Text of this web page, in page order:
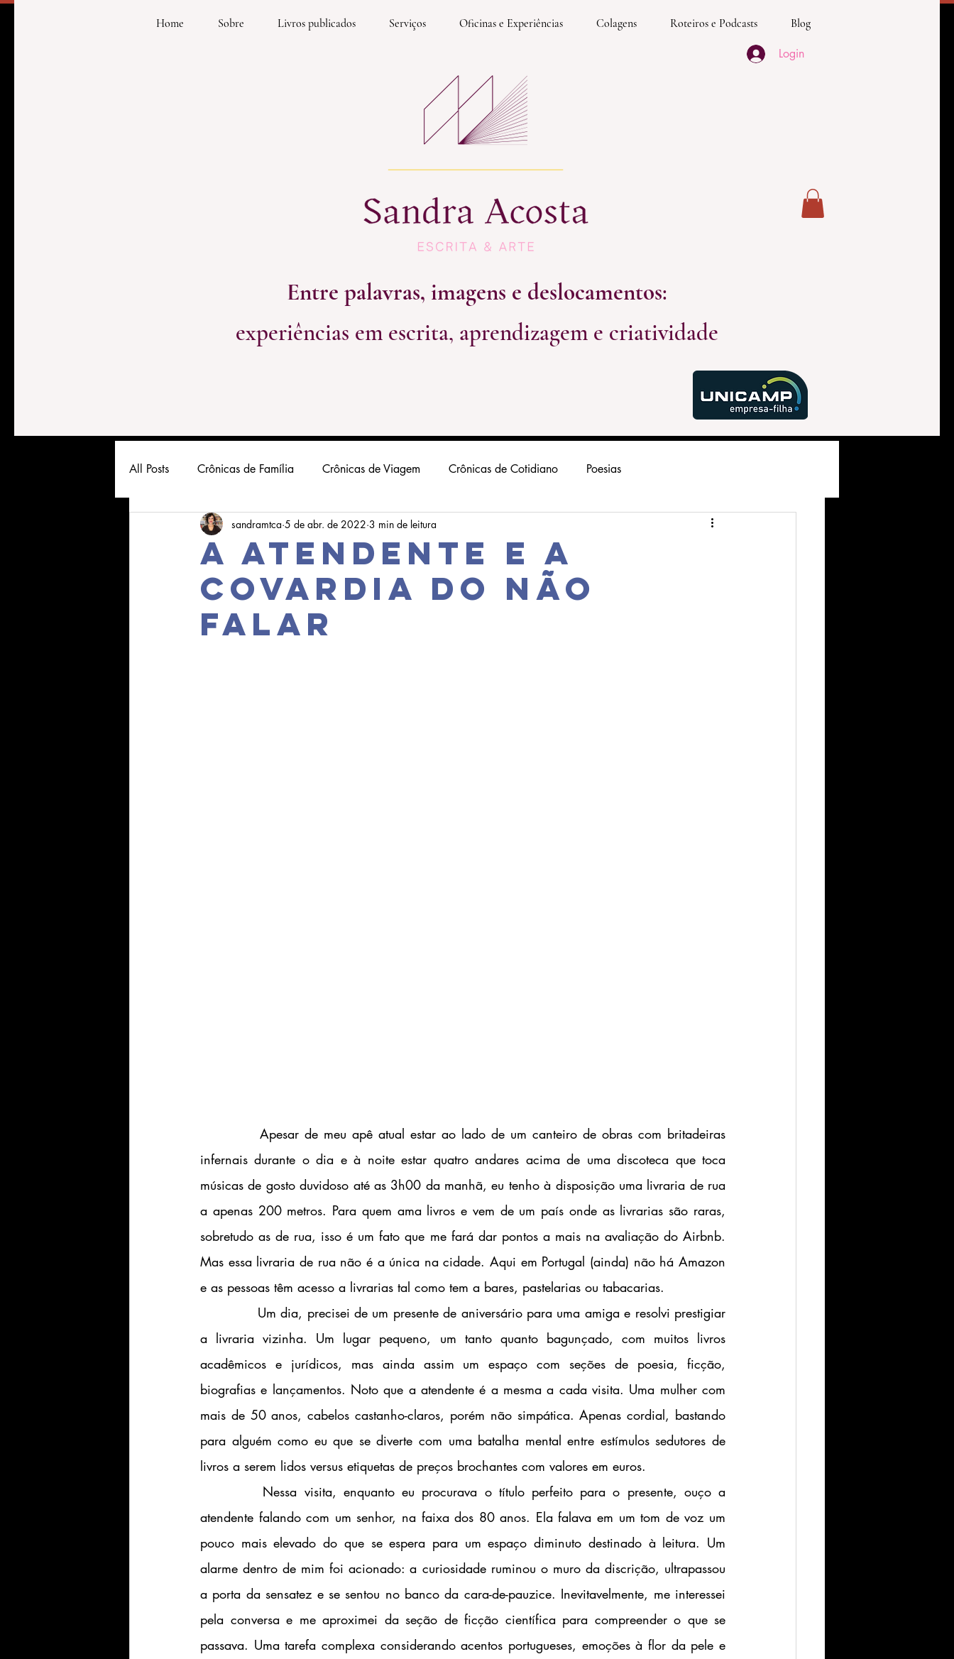
Home Sobre Livros publicados Serviços Oficinas e Experiências Colagens Roteiros e Podcasts Blog
Entre palavras, imagens e deslocamentos:
experiências em escrita, aprendizagem e criatividade
Login
All Posts Crônicas de Família Crônicas de Viagem Crônicas de Cotidiano Poesias
A atendente e a
covardia do não
falar
sandramtca 5 de abr. de 2022 3 min de leitura
infernais durante o dia e à noite estar quatro andares acima de uma discoteca que toca
músicas de gosto duvidoso até as 3h00 da manhã, eu tenho à disposição uma livraria de rua
a apenas 200 metros. Para quem ama livros e vem de um país onde as livrarias são raras,
sobretudo as de rua, isso é um fato que me fará dar pontos a mais na avaliação do Airbnb.
Mas essa livraria de rua não é a única na cidade. Aqui em Portugal (ainda) não há Amazon
e as pessoas têm acesso a livrarias tal como tem a bares, pastelarias ou tabacarias.
a livraria vizinha. Um lugar pequeno, um tanto quanto bagunçado, com muitos livros
acadêmicos e jurídicos, mas ainda assim um espaço com seções de poesia, ficção,
biografias e lançamentos. Noto que a atendente é a mesma a cada visita. Uma mulher com
mais de 50 anos, cabelos castanho-claros, porém não simpática. Apenas cordial, bastando
para alguém como eu que se diverte com uma batalha mental entre estímulos sedutores de
livros a serem lidos versus etiquetas de preços brochantes com valores em euros.
atendente falando com um senhor, na faixa dos 80 anos. Ela falava em um tom de voz um
pouco mais elevado do que se espera para um espaço diminuto destinado à leitura. Um
alarme dentro de mim foi acionado: a curiosidade ruminou o muro da discrição, ultrapassou
a porta da sensatez e se sentou no banco da cara-de-pauzice. Inevitavelmente, me interessei
pela conversa e me aproximei da seção de ficção científica para compreender o que se
passava. Uma tarefa complexa considerando acentos portugueses, emoções à flor da pele e